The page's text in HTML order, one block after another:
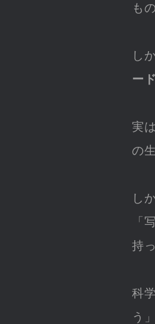
も
し
ード
実
の
し
「
持
科
う